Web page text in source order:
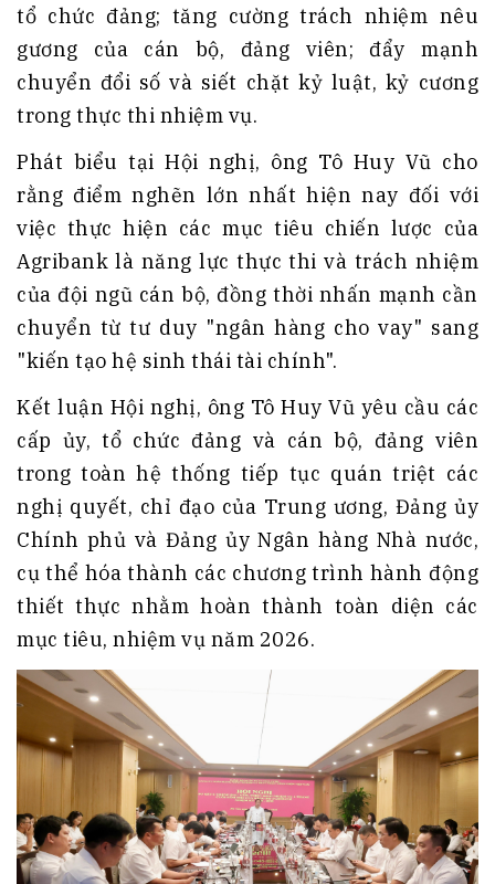
tổ chức đảng; tăng cường trách nhiệm nêu
gương của cán bộ, đảng viên; đẩy mạnh
chuyển đổi số và siết chặt kỷ luật, kỷ cương
trong thực thi nhiệm vụ.
Phát biểu tại Hội nghị, ông Tô Huy Vũ cho
rằng điểm nghẽn lớn nhất hiện nay đối với
việc thực hiện các mục tiêu chiến lược của
Agribank là năng lực thực thi và trách nhiệm
của đội ngũ cán bộ, đồng thời nhấn mạnh cần
chuyển từ tư duy "ngân hàng cho vay" sang
"kiến tạo hệ sinh thái tài chính".
Kết luận Hội nghị, ông Tô Huy Vũ yêu cầu các
cấp ủy, tổ chức đảng và cán bộ, đảng viên
trong toàn hệ thống tiếp tục quán triệt các
nghị quyết, chỉ đạo của Trung ương, Đảng ủy
Chính phủ và Đảng ủy Ngân hàng Nhà nước,
cụ thể hóa thành các chương trình hành động
thiết thực nhằm hoàn thành toàn diện các
mục tiêu, nhiệm vụ năm 2026.